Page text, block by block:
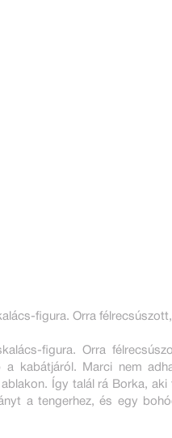
figura. Orra
figura. Orra
a kabátjáról. Marci nem
Így talál rá Borka,
a tengerhez, és egy